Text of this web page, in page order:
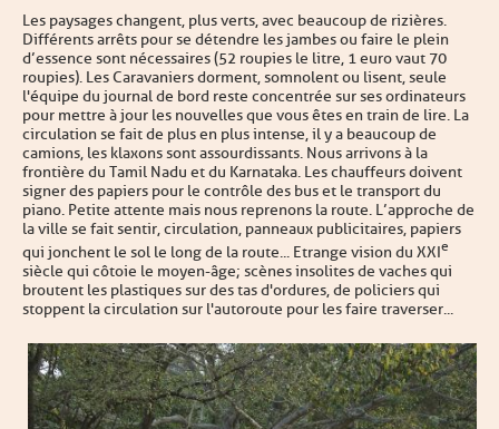
Les paysages changent, plus verts, avec beaucoup de rizières.
Différents arrêts pour se détendre les jambes ou faire le plein
d’essence sont nécessaires (52 roupies le litre, 1 euro vaut 70
roupies). Les Caravaniers dorment, somnolent ou lisent, seule
l'équipe du journal de bord reste concentrée sur ses ordinateurs
pour mettre à jour les nouvelles que vous êtes en train de lire. La
circulation se fait de plus en plus intense, il y a beaucoup de
camions, les klaxons sont assourdissants. Nous arrivons à la
frontière du Tamil Nadu et du Karnataka. Les chauffeurs doivent
signer des papiers pour le contrôle des bus et le transport du
piano. Petite attente mais nous reprenons la route. L’approche de
la ville se fait sentir, circulation, panneaux publicitaires, papiers
qui jonchent le sol le long de la route... Etrange vision du XXIe
siècle qui côtoie le moyen-âge ; scènes insolites de vaches qui
broutent les plastiques sur des tas d'ordures, de policiers qui
stoppent la circulation sur l'autoroute pour les faire traverser...